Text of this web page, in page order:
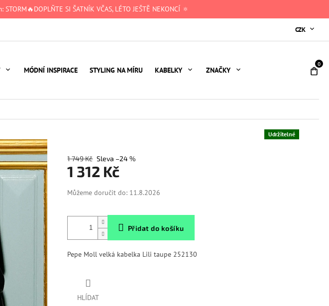
SI ŠATNÍK VČAS, LÉTO JEŠTĚ NEKONCÍ 🔅
CZK
MÓDNÍ INSPIRACE STYLING NA MÍRU KABELKY ZNAČKY
Udržitelné
1 749 Kč –24 %
1 312 Kč
Měrná
cena:
Můžeme doručit do: 11.8.2026
Přidat do košíku
Pepe Moll velká kabelka Lili taupe 252130
HLÍDAT